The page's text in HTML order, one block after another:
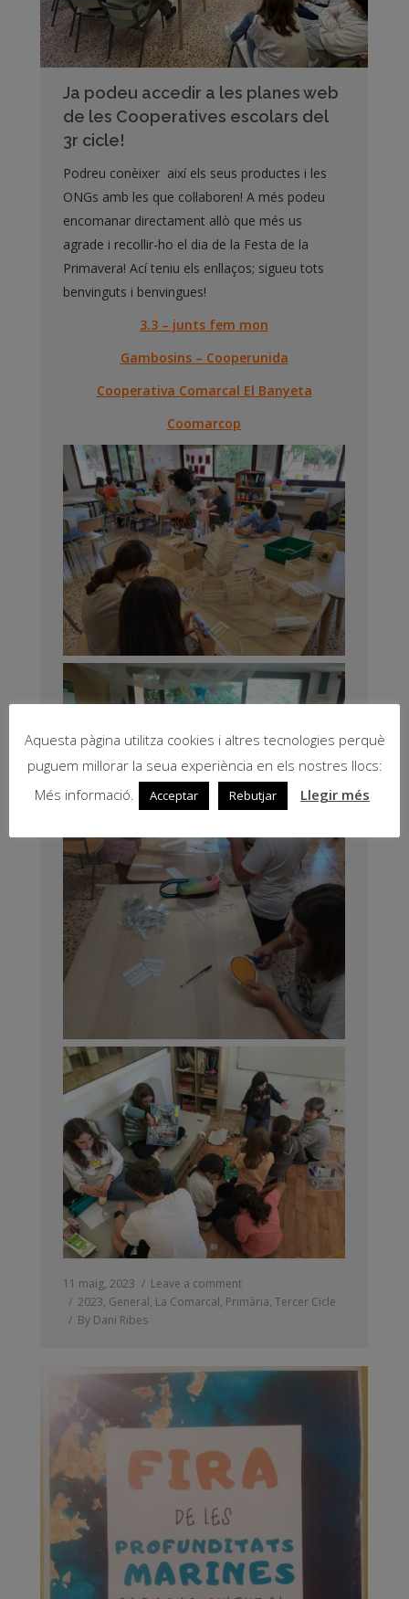
Ja podeu accedir a les planes web
de les Cooperatives escolars del
3r cicle!
Podreu conèixer així els seus productes i les
ONGs amb les que col·laboren! A més podeu
encomanar directament allò que més us
agrade i recollir-ho el dia de la Festa de la
Primavera! Ací teniu els enllaços; sigueu tots
benvinguts i benvingues!
3.3 – junts fem mon
Gambosins – Cooperunida
Cooperativa Comarcal El Banyeta
Coomarcop
11 maig, 2023
Leave a comment
2023, General, La Comarcal, Primària, Tercer Cicle
By Dani Ribes
Aquesta pàgina utilitza cookies i altres tecnologies perquè
puguem millorar la seua experiència en els nostres llocs:
Més informació.
Acceptar Rebutjar Llegir més